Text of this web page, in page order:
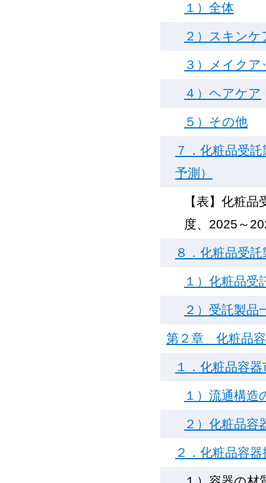
１）全体
２）スキンケ
３）メイクア
４）ヘアケア
５）その他
７．化粧品受
予測）
【表】化粧
度、2025～
８．化粧品受
１）化粧品受
２）受託製品
第２章 化粧品
１．化粧品容
１）流通構造
２）化粧品容
２．化粧品容